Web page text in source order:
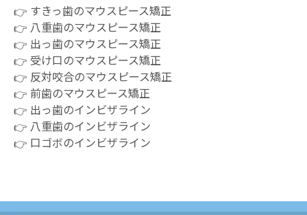
すきっ歯のマウスピース矯正
八重歯のマウスピース矯正
出っ歯のマウスピース矯正
受け口のマウスピース矯正
反対咬合のマウスピース矯正
前歯のマウスピース矯正
出っ歯のインビザライン
八重歯のインビザライン
口ゴボのインビザライン